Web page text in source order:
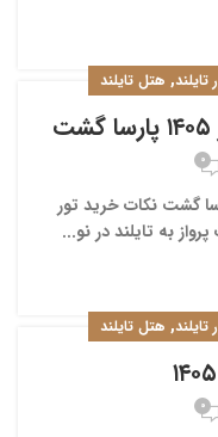
تایلند, هتل تایلند
0
رزرو تور تایلند نوروز 1405 پارسا گشت نکات خرید تور
به تایلند در نو...
تایلند, هتل تایلند
0